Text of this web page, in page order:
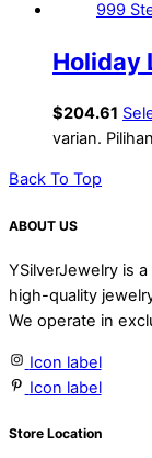
Holiday
Jewelry
Sterling
$204.61
varian.
Back To Top
ABOUT US
YSilverJewelry is
high-quality
We operate in
Icon label
Icon label
Store Location